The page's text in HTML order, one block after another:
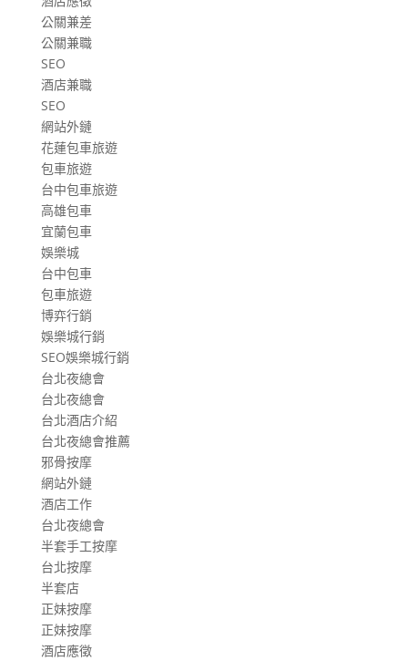
公關兼差
公關兼職
SEO
酒店兼職
SEO
網站外鏈
花蓮包車旅遊
包車旅遊
台中包車旅遊
高雄包車
宜蘭包車
娛樂城
台中包車
包車旅遊
博弈行銷
娛樂城行銷
SEO娛樂城行銷
台北夜總會
台北夜總會
台北酒店介紹
台北夜總會推薦
邪骨按摩
網站外鏈
酒店工作
台北夜總會
半套手工按摩
台北按摩
半套店
正妹按摩
正妹按摩
酒店應徵